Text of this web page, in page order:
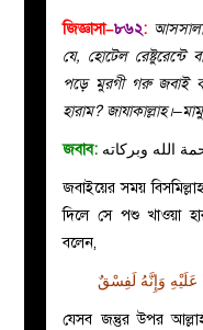
ইসলাহী
মজলিস
প্রশ্ন
জিজ্ঞাসা–৮৬২:
যে, হোটেল রেষ্টুরেন্টে
পড়ে মুরগী গরু জবাই
হারাম?
জবাব: الله وبركاته
জবাইয়ের সময়
দিলে সে পশু খাওয়া
বলেন,
عَلَيْهِ وَإِنَّهُ لَفِسْقٌ
যেসব জন্তুর উপর